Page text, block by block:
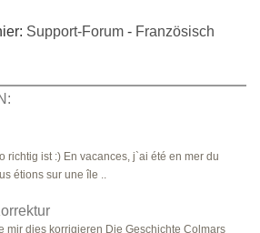
Support-Forum - Französisch
richtig ist :) En vacances, j`ai été en mer du
étions sur une île ..
mir dies korrigieren Die Geschichte Colmars